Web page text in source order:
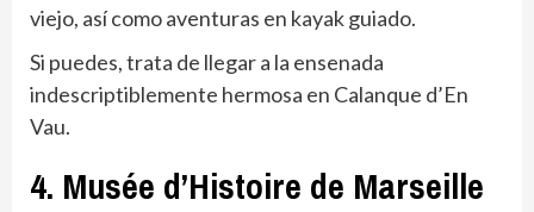
viejo, así como aventuras en kayak guiado.
Si puedes, trata de llegar a la ensenada
indescriptiblemente hermosa en Calanque d’En
Vau.
4. Musée d’Histoire de Marseille